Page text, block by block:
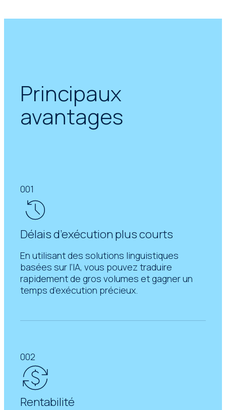
Principaux
avantages
001
Délais d’exécution plus courts
En utilisant des solutions linguistiques
basées sur l’IA, vous pouvez traduire
rapidement de gros volumes et gagner un
temps d’exécution précieux.
002
Rentabilité